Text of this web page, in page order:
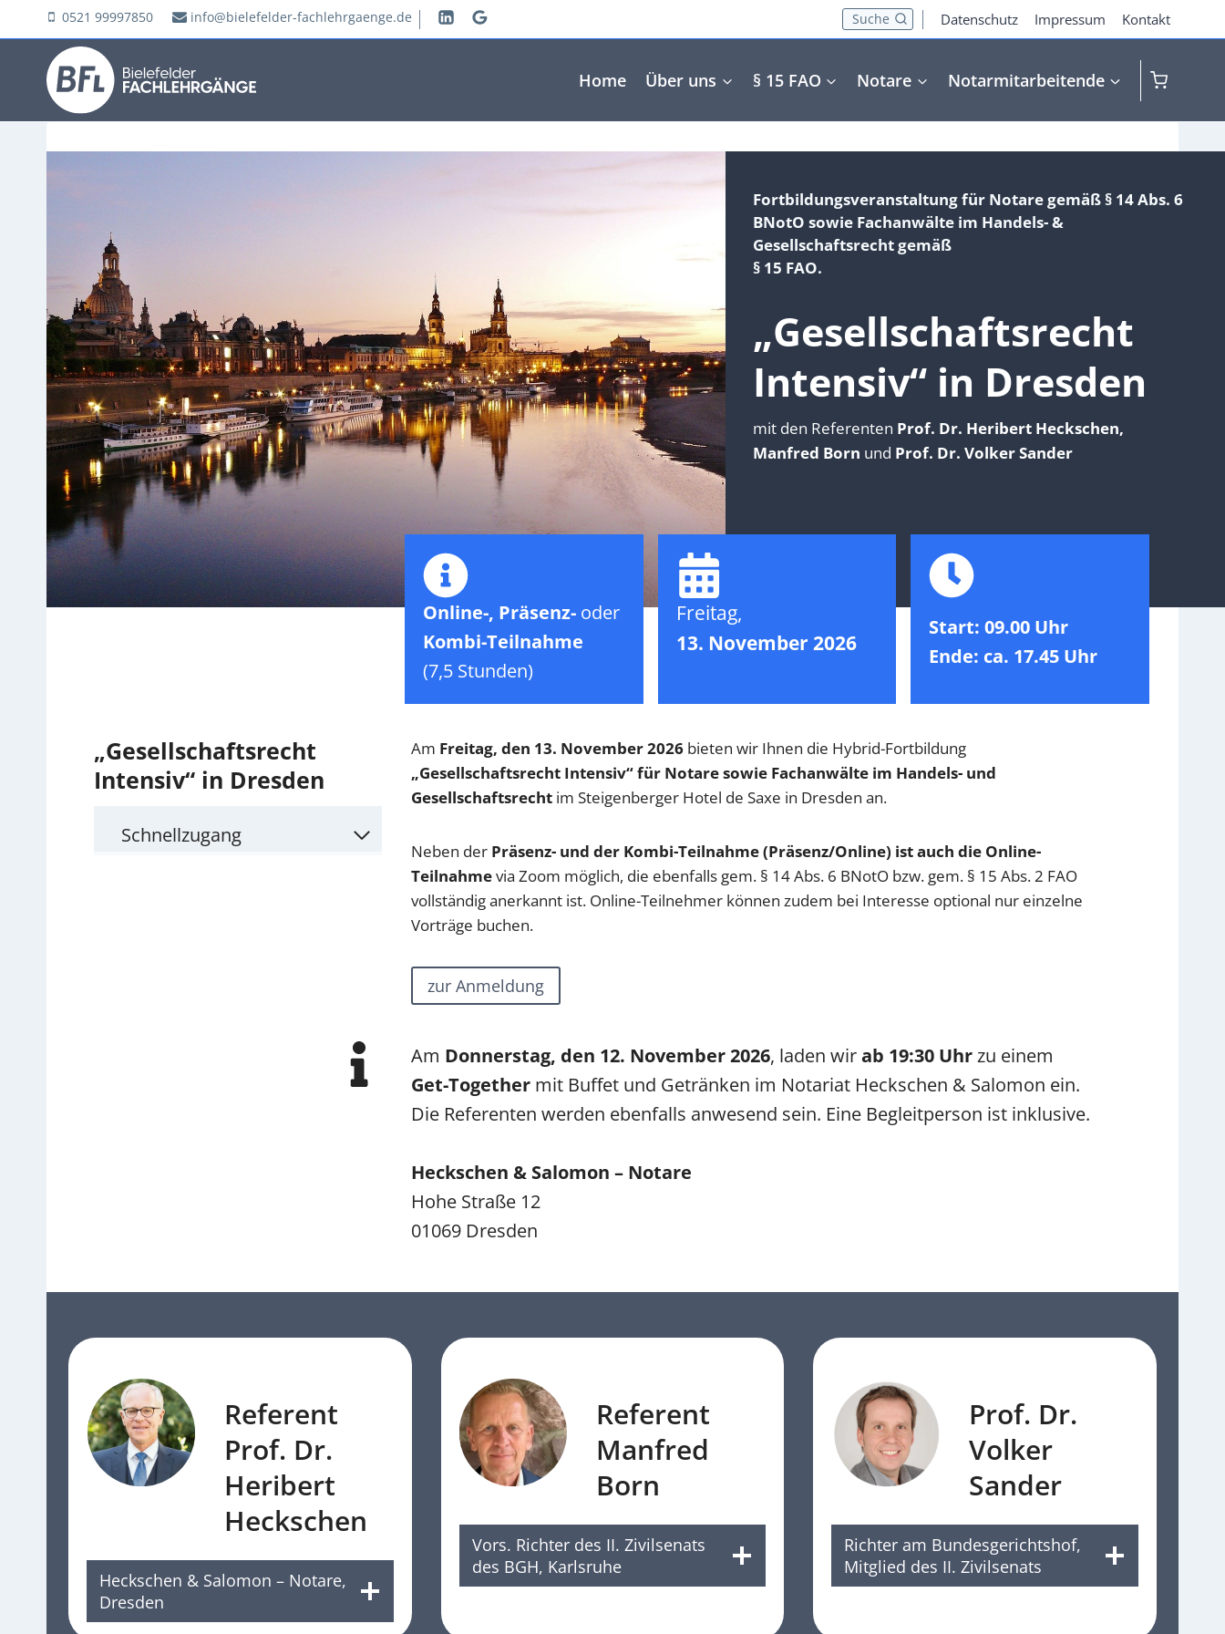
Inhalt
springen
0521 99997850 info@bielefelder-fachlehrgaenge.de Suche Datenschutz Impressum Kontakt
Home Über uns § 15 FAO Notare Notarmitarbeitende
Fortbildungsveranstaltung für Notare gemäß § 14 Abs. 6
BNotO sowie Fachanwälte im Handels- &
Gesellschaftsrecht gemäß
§ 15 FAO.
„Gesellschaftsrecht
Intensiv“ in Dresden
mit den Referenten Prof. Dr. Heribert Heckschen,
Manfred Born und Prof. Dr. Volker Sander
Online-, Präsenz- oder
Kombi-Teilnahme
(7,5 Stunden)
Freitag,
13. November 2026
Start: 09.00 Uhr
Ende: ca. 17.45 Uhr
„Gesellschaftsrecht
Intensiv“ in Dresden
Schnellzugang
Am Freitag, den 13. November 2026 bieten wir Ihnen die Hybrid-Fortbildung
„Gesellschaftsrecht Intensiv“ für Notare sowie Fachanwälte im Handels- und
Gesellschaftsrecht im Steigenberger Hotel de Saxe in Dresden an.
Neben der Präsenz- und der Kombi-Teilnahme (Präsenz/Online) ist auch die Online-
Teilnahmevia Zoom möglich, die ebenfalls gem. § 14 Abs. 6 BNotO bzw. gem. § 15 Abs. 2 FAO
vollständig anerkannt ist. Online-Teilnehmer können zudem bei Interesse optional nur einzelne
Vorträge buchen.
zur Anmeldung
Am Donnerstag, den 12. November 2026, laden wirab 19:30 Uhrzu einem
Get-Together mit Buffet und Getränken im Notariat Heckschen & Salomon ein.
Die Referenten werden ebenfalls anwesend sein. Eine Begleitperson ist inklusive.
Heckschen & Salomon – Notare
Hohe Straße 12
01069 Dresden
Referent
Prof. Dr.
Heribert
Heckschen
Heckschen & Salomon – Notare,
Dresden
Referent
Manfred
Born
Vors. Richter des II. Zivilsenats
des BGH, Karlsruhe
Prof. Dr.
Volker
Sander
Richter am Bundesgerichtshof,
Mitglied des II. Zivilsenats